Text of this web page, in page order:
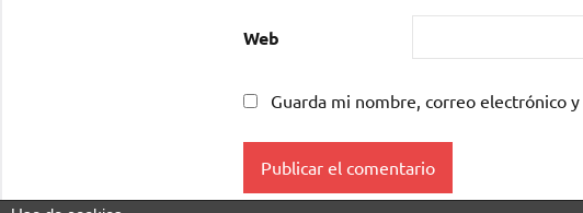
Web
Guarda mi nombre, correo electrónico